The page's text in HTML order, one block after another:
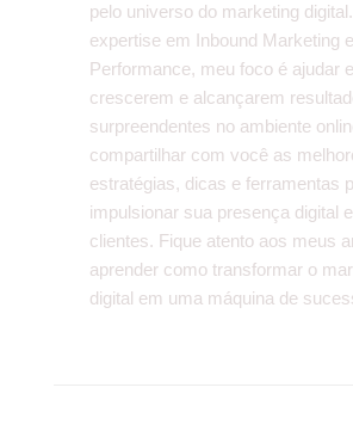
pelo universo do marketing
expertise em Inbound Marketing e
Performance, meu foco é ajudar
crescerem e alcançarem
surpreendentes no ambiente
compartilhar com você as
estratégias, dicas e ferramentas
impulsionar sua presença digital
clientes. Fique atento aos meus
aprender como transformar o
digital em uma máquina de